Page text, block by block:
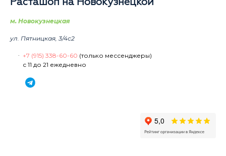
Расташоп на Новокузнецкой
м. Новокузнецкая
ул. Пятницкая, 3/4с2
+7 (915) 338-60-60 (только мессенджеры)
с 11 до 21 ежедневно